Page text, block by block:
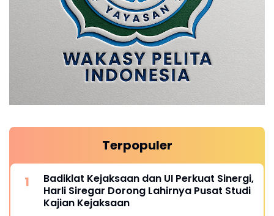
Terpopuler
Badiklat Kejaksaan dan UI Perkuat Sinergi,
Harli Siregar Dorong Lahirnya Pusat Studi
Kajian Kejaksaan